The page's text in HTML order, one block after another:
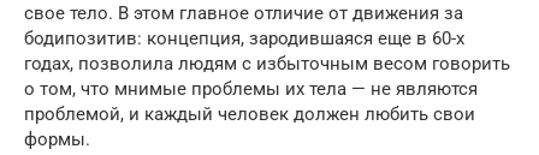
свое тело. В этом главное отличие от движения за
бодипозитив: концепция, зародившаяся еще в 60-х
годах, позволила людям с избыточным весом говорить
о том, что мнимые проблемы их тела — не являются
проблемой, и каждый человек должен любить свои
формы.